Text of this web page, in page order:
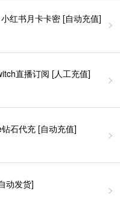
红书月卡卡密 [自动充值]
Twitch直播充值 呼币充值 Twitch直播订阅 [人工充值]
石代充 [自动充值]
动发货]